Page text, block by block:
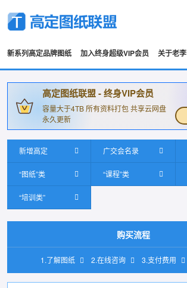
新系列高定品牌图纸 加入终身超级VIP会员 关于老李
高定图纸联盟 - 终身VIP会员
容量大于4TB 所有资料打包 共享云网盘
永久更新
新增高定 广交会名录
“图纸”类 “课程”类
“培训类”
购买流程
1.了解图纸 2.在线咨询 3.支付费用